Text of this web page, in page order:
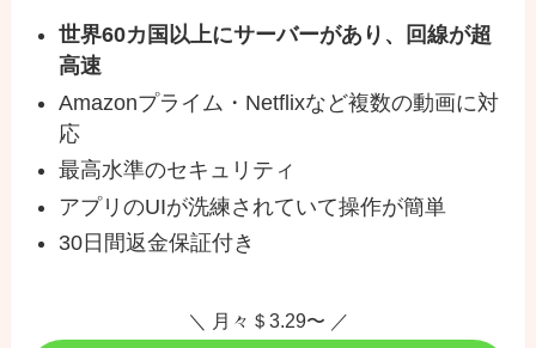
世界60カ国以上にサーバーがあり、回線が超
高速
Amazonプライム・Netflixなど複数の動画に対
応
最高水準のセキュリティ
アプリのUIが洗練されていて操作が簡単
30日間返金保証付き
＼ 月々＄3.29〜 ／